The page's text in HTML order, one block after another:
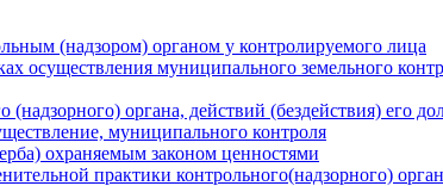
(надзором) органом у контролируемого лица
осуществления муниципального земельного
органа, действий (бездействия) его
муниципального контроля
охраняемым законом ценностями
практики контрольного(надзорного)